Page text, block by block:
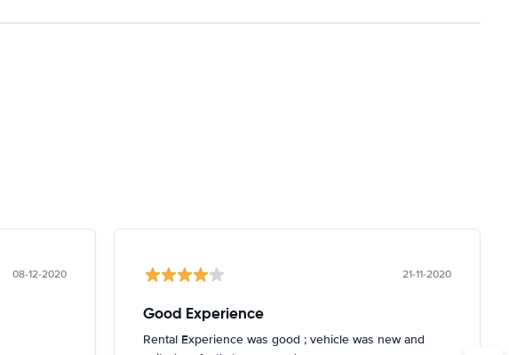
08-12-2020 21-11-2020
Good Experience
Rental Experience was good ; vehicle was new and